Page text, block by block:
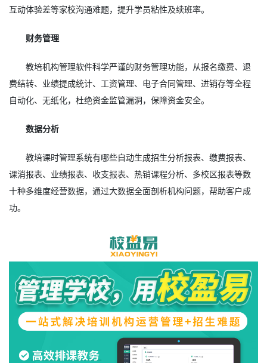
互动体验差等家校沟通难题，提升学员粘性及续班率。
财务管理
教培机构管理软件科学严谨的财务管理功能，从报名缴费、退
费结转、业绩提成统计、工资管理、电子合同管理、进销存等全程
自动化、无纸化，杜绝资金监管漏洞，保障资金安全。
数据分析
教培课时管理系统有哪些自动生成招生分析报表、缴费报表、
课消报表、业绩报表、收支报表、热销课程分析、多校区报表等数
十种多维度经营数据，通过大数据全面剖析机构问题，帮助客户成
功。